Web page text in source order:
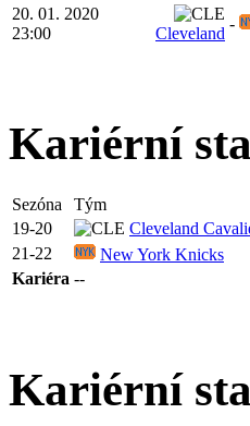
20. 01. 2020
23:00
Cleveland
-
Kariérní
Sezóna Tým
19-20
Cleveland
21-22
New York Knicks
Kariéra --
Kariérní